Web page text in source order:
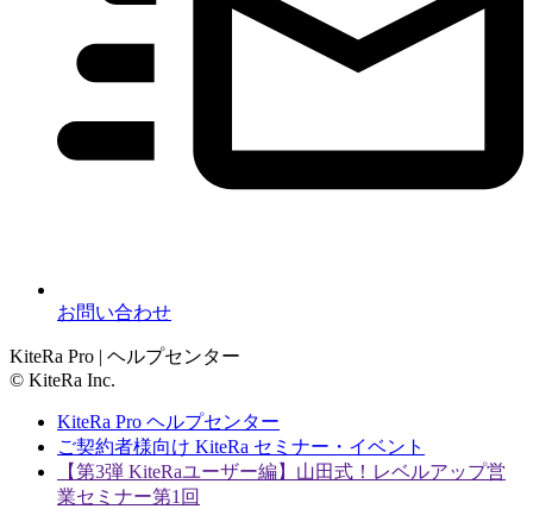
お問い合わせ
KiteRa Pro | ヘルプセンター
© KiteRa Inc.
KiteRa Pro ヘルプセンター
ご契約者様向け KiteRa セミナー・イベント
【第3弾 KiteRaユーザー編】山田式！レベルアップ営
業セミナー第1回